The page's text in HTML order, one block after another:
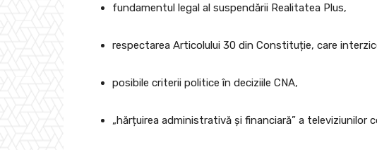
fundamentul legal al suspendării Realitatea Plus,
respectarea Articolului 30 din Constituție, care
posibile criterii politice în deciziile CNA,
„hărțuirea administrativă și financiară” a televiziunilor